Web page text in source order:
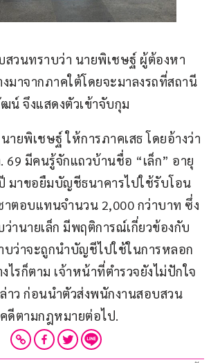
สวนทราบว่า นายพิเชษฐ์ ผู้ต้องหา
มาจากภาคใต้โดยจะมาลงรถที่สถานี
น์ จึงแสดงตัวเข้าจับกุม
ายพิเชษฐ์ ให้การภาคเสธ โดยอ้างว่า
69 มีคนรู้จักแถวบ้านชื่อ “เล็ก” อายุ
มาขอยืมบัญชีธนาคารไปใช้รับโอน
าตอบแทนจำนวน 2,000 กว่าบาท ซึ่ง
านายเล็ก มีพฤติการณ์เกี่ยวข้องกับ
ว่าจะถูกนำบัญชีไปใช้ในการหลอก
ไรก็ตาม เจ้าหน้าที่ตำรวจยังไม่ปักใจ
าว ก่อนนำตัวส่งพนักงานสอบสวน
ดีตามกฎหมายต่อไป.